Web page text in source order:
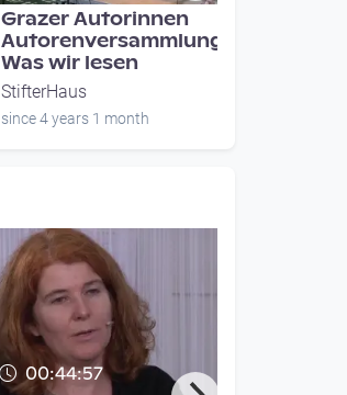
Grazer Autorinnen
Autorenversammlung -
Was wir lesen
StifterHaus
since 4 years 1 month
00:44:57